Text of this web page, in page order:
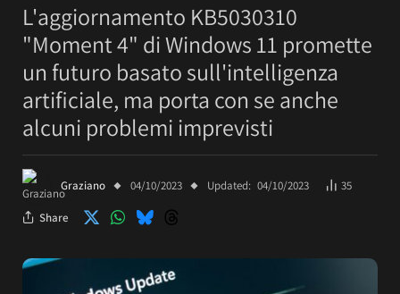
L'aggiornamento KB5030310
"Moment 4" di Windows 11 promette
un futuro basato sull'intelligenza
artificiale, ma porta con se anche
alcuni problemi imprevisti
Graziano 04/10/2023 Updated: 04/10/2023 35
Share